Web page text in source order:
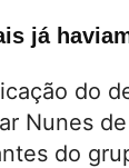
já
do
Nunes
do